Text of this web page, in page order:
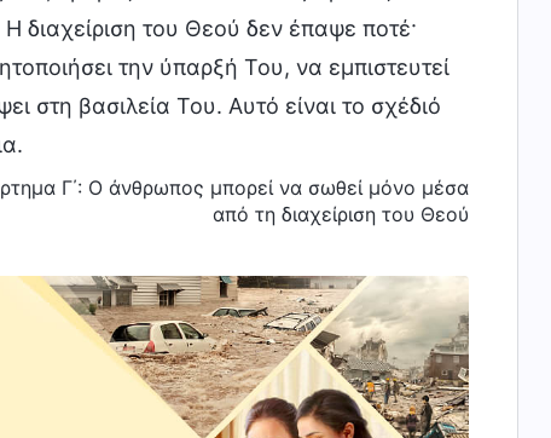
διαχείριση του Θεού δεν έπαψε ποτέ·
την ύπαρξή Του, να εμπιστευτεί
στη βασιλεία Του. Αυτό είναι το σχέδιό
Γ΄: Ο άνθρωπος μπορεί να σωθεί μόνο μέσα
από τη διαχείριση του Θεού